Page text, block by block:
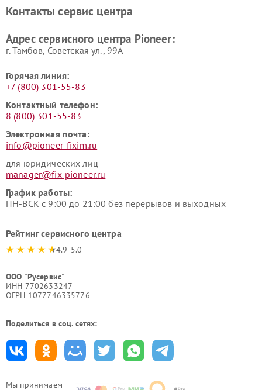
Мы принимаем
Контакты сервис центра
Адрес сервисного центра Pioneer:
г. Тамбов, Советская ул., 99А
Горячая линия:
+7 (800) 301-55-83
Контактный телефон:
8 (800) 301-55-83
Электронная почта:
info@pioneer-fixim.ru
для юридических лиц
manager@fix-pioneer.ru
График работы:
ПН-ВСК с 9:00 до 21:00 без перерывов и выходных
Рейтинг сервисного центра
4.9-5.0
ООО "Русервис"
ИНН 7702633247
ОГРН 1077746335776
Поделиться в соц. сетях: